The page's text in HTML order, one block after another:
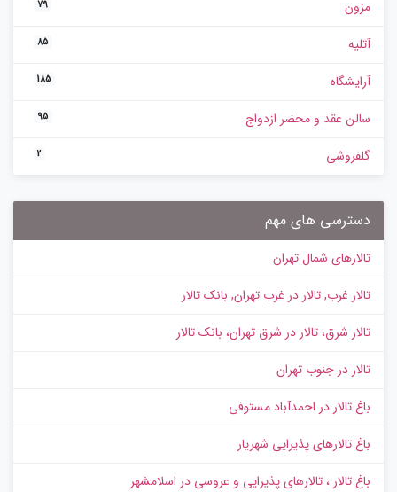
مزون 79
آتلیه 85
آرایشگاه 185
سالن عقد و محضر ازدواج 95
گلفروشی 2
دسترسی های مهم
تالارهای شمال تهران
تالار غرب, تالار در غرب تهران, بانک تالار
تالار شرق، تالار در شرق تهران، بانک تالار
تالار در جنوب تهران
باغ تالار در احمدآباد مستوفی
باغ تالارهای پذیرایی شهریار
باغ تالار ، تالارهای پذیرایی و عروسی در اسلامشهر